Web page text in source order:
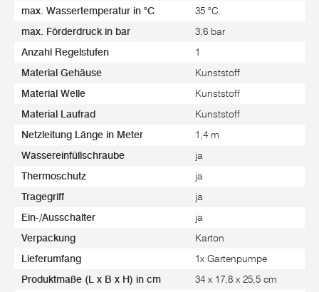
max. Wassertemperatur in °C 35 °C
max. Förderdruck in bar 3,6 bar
Anzahl Regelstufen 1
Material Gehäuse Kunststoff
Material Welle Kunststoff
Material Laufrad Kunststoff
Netzleitung Länge in Meter 1,4 m
Wassereinfüllschraube ja
Thermoschutz ja
Tragegriff ja
Ein-/Ausschalter ja
Verpackung Karton
Lieferumfang 1x Gartenpumpe
Produktmaße (L x B x H) in cm 34 x 17,8 x 25,5 cm